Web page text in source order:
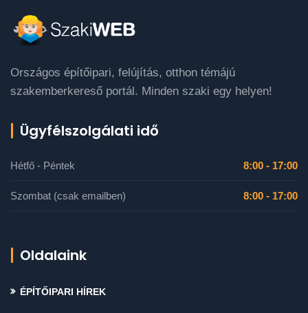
Országos építőipari, felújítás, otthon témájú
szakemberkereső portál. Minden szaki egy helyen!
Ügyfélszolgálati idő
Hétfő - Péntek 8:00 - 17:00
Szombat (csak emailben) 8:00 - 17:00
Oldalaink
ÉPÍTŐIPARI HÍREK